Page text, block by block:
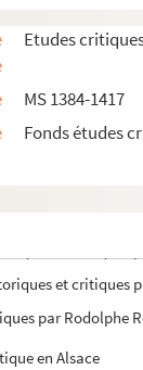
Etudes
MS 1384-1417
Fonds études
et
et
et critiques
et
et critiques
et
par Rodolphe
en Alsace